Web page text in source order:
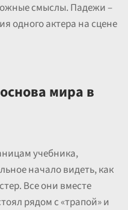
смыслы. Падежи –
одного актера на сцене
мира в
учебника,
начало видеть, как
Все они вместе
рядом с «трапой» и